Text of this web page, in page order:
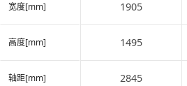
宽度[mm]
高度[mm]
轴距[mm]
1905
1495
2845